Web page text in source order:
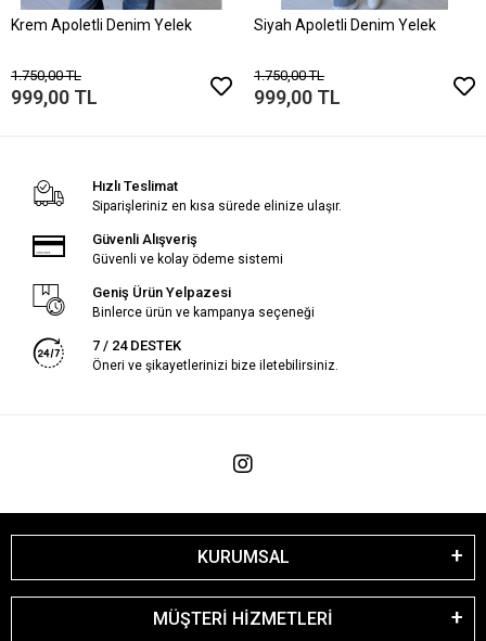
Krem Apoletli Denim Yelek
1.750,00 TL
999,00 TL
Siyah Apoletli Denim Yelek
1.750,00 TL
999,00 TL
Hızlı Teslimat
Siparişleriniz en kısa sürede elinize ulaşır.
Güvenli Alışveriş
Güvenli ve kolay ödeme sistemi
Geniş Ürün Yelpazesi
Binlerce ürün ve kampanya seçeneği
7 / 24 DESTEK
Öneri ve şikayetlerinizi bize iletebilirsiniz.
KURUMSAL
MÜŞTERİ HİZMETLERİ